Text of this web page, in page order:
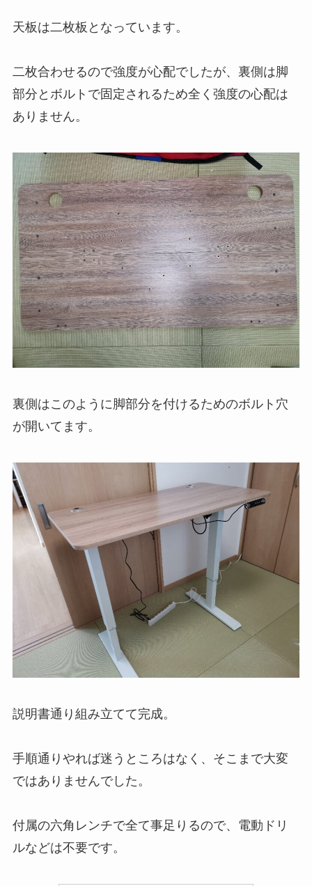
天板は二枚板となっています。
二枚合わせるので強度が心配でしたが、裏側は脚
部分とボルトで固定されるため全く強度の心配は
ありません。
裏側はこのように脚部分を付けるためのボルト穴
が開いてます。
説明書通り組み立てて完成。
手順通りやれば迷うところはなく、そこまで大変
ではありませんでした。
付属の六角レンチで全て事足りるので、電動ドリ
ルなどは不要です。